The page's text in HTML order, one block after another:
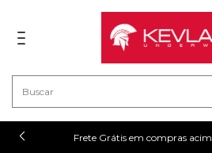
Frete Grátis em compras